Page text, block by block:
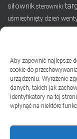
Aby zapewnić najlepsze
cookie do
urządzeniu. Wyrażenie
danych, takich jak
identyfikatory na tej
wpłynąć na niektóre
siłownik sterowniki
uśmiechnięty dzień
Dodaj swój adres e-
o nowych wpisach
Email